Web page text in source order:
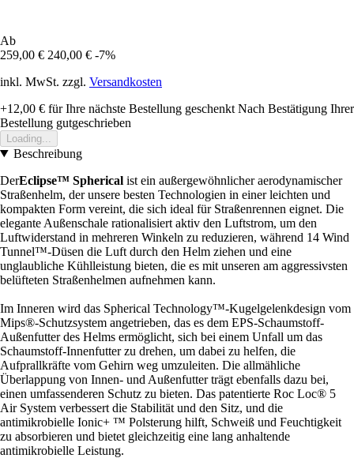
Ab
259,00 € 240,00 € -7%
inkl. MwSt. zzgl. Versandkosten
+12,00 € für Ihre nächste Bestellung geschenkt Nach Bestätigung Ihrer
Bestellung gutgeschrieben
Loading...
Beschreibung
DerEclipse™ Spherical ist ein außergewöhnlicher aerodynamischer
Straßenhelm, der unsere besten Technologien in einer leichten und
kompakten Form vereint, die sich ideal für Straßenrennen eignet. Die
elegante Außenschale rationalisiert aktiv den Luftstrom, um den
Luftwiderstand in mehreren Winkeln zu reduzieren, während 14 Wind
Tunnel™-Düsen die Luft durch den Helm ziehen und eine
unglaubliche Kühlleistung bieten, die es mit unseren am aggressivsten
belüfteten Straßenhelmen aufnehmen kann.
Im Inneren wird das Spherical Technology™-Kugelgelenkdesign vom
Mips®-Schutzsystem angetrieben, das es dem EPS-Schaumstoff-
Außenfutter des Helms ermöglicht, sich bei einem Unfall um das
Schaumstoff-Innenfutter zu drehen, um dabei zu helfen, die
Aufprallkräfte vom Gehirn weg umzuleiten. Die allmähliche
Überlappung von Innen- und Außenfutter trägt ebenfalls dazu bei,
einen umfassenderen Schutz zu bieten. Das patentierte Roc Loc® 5
Air System verbessert die Stabilität und den Sitz, und die
antimikrobielle Ionic+ ™ Polsterung hilft, Schweiß und Feuchtigkeit
zu absorbieren und bietet gleichzeitig eine lang anhaltende
antimikrobielle Leistung.